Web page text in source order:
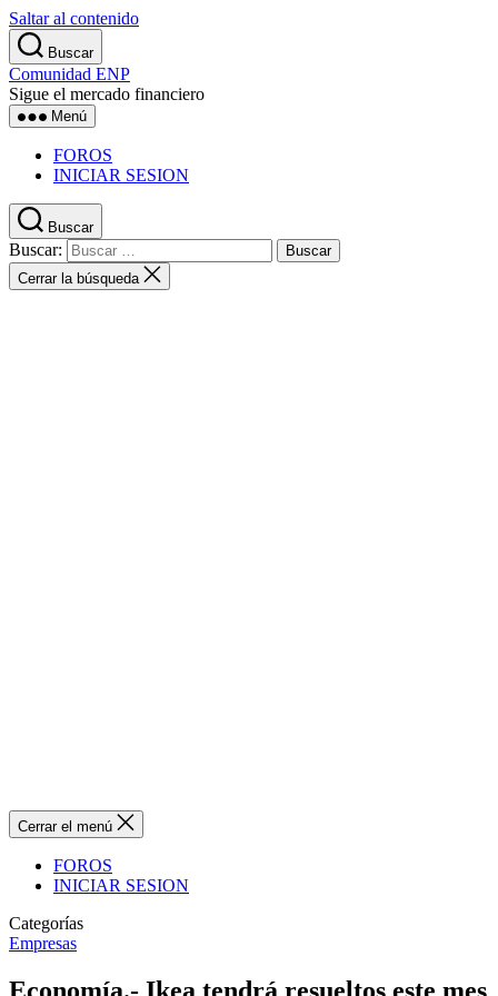
Saltar al contenido
Buscar
Comunidad ENP
Sigue el mercado financiero
Menú
FOROS
INICIAR SESION
Buscar
Buscar:
Cerrar la búsqueda
Cerrar el menú
FOROS
INICIAR SESION
Categorías
Empresas